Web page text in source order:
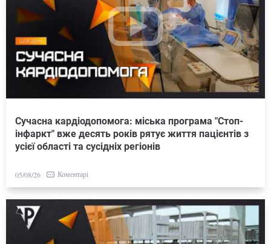
Сучасна кардіодопомога: міська програма "Стоп-
інфаркт" вже десять років рятує життя пацієнтів з
усієї області та сусідніх регіонів
05/08/26 Коментарі